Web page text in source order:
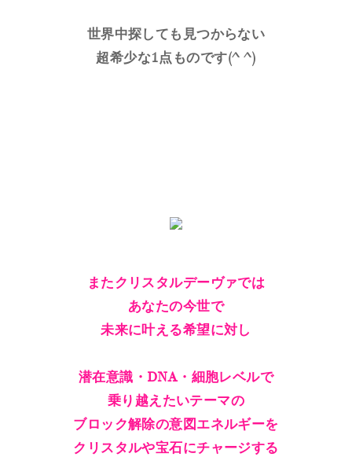
世界中探しても見つからない
超希少な1点ものです(^ ^)
またクリスタルデーヴァでは
あなたの今世で
未来に叶える希望に対し
潜在意識・DNA・細胞レベルで
乗り越えたいテーマの
ブロック解除の意図エネルギーを
クリスタルや宝石にチャージする